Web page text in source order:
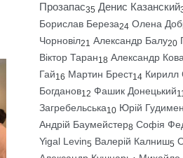
Прозапас35 Денис Казанский
Борислав Береза24 Олена
Чорновіл21 Александр Балу20
Віктор Таран18 Александр
Гай16 Мартин Брест14 Кирилл
Богданов12 Фашик Донецький11
Загребельська10 Юрій
Андрій Баумейстер8 Софія
Yigal Levin5 Валерій Калниш5